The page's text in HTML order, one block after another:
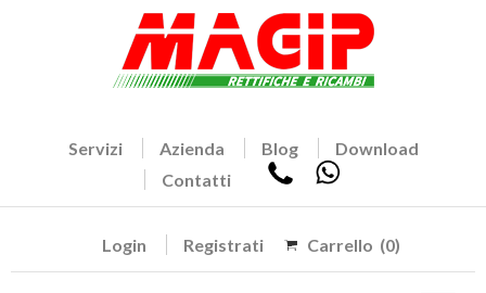
Servizi Azienda Blog
Download
Contatti
Login Registrati Carrello (0)